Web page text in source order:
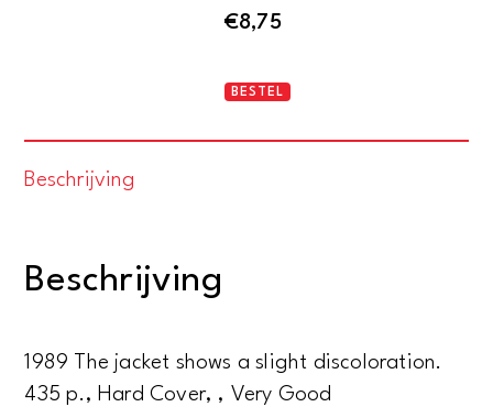
€8,75
L'homme
BESTEL
Beschrijving
Beschrijving
1989 The jacket shows a slight discoloration.
435 p., Hard Cover, , Very Good